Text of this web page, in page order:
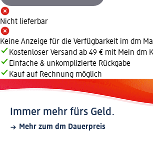
Nicht lieferbar
Keine Anzeige für die Verfügbarkeit im dm
Kostenloser Versand ab 49 € mit Mein dm
Einfache & unkomplizierte Rückgabe
Kauf auf Rechnung möglich
Immer mehr fürs Geld.
Mehr zum dm Dauerpreis